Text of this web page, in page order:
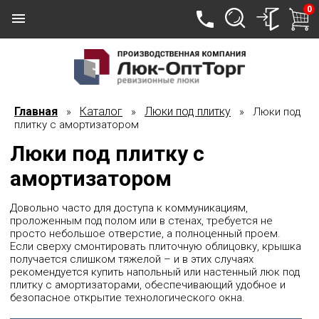
0
Главная » Каталог » Люки под плитку » Люки под
плитку с амортизатором
Люки под плитку с
амортизатором
Довольно часто для доступа к коммуникациям,
проложенным под полом или в стенах, требуется не
просто небольшое отверстие, а полноценный проем.
Если сверху смонтировать плиточную облицовку, крышка
получается слишком тяжелой – и в этих случаях
рекомендуется купить напольный или настенный люк под
плитку с амортизаторами, обеспечивающий удобное и
безопасное открытие технологического окна.